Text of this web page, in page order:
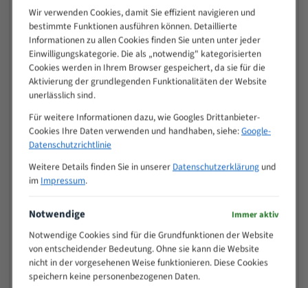
15
8/12 6/10
4/5
20
4/6
30
4/5
50
4/5
80
> 100
VOLLMATERIAL
M (mm)
Zähne pro
>
25
25 - 50
35 - 70
5/8
50 - 120
4/6
80 - 180
3/4
Wir verwenden Cookies, damit Sie effizient navigieren und
bestimmte Funktionen ausführen können. Detaillierte
Informationen zu allen Cookies finden Sie unten unter jeder
Einwilligungskategorie. Die als „notwendig" kategorisierten
Cookies werden in Ihrem Browser gespeichert, da sie für die
Aktivierung der grundlegenden Funktionalitäten der Website
unerlässlich sind.
Für weitere Informationen dazu, wie Googles Drittanbieter-
Cookies Ihre Daten verwenden und handhaben, siehe:Google-
Datenschutzrichtlinie
Weitere Details finden Sie in unserer Datenschutzerklärungund
im Impressum.
Notwendige Immer aktiv
Notwendige Cookies sind für die Grundfunktionen der Website
von entscheidender Bedeutung. Ohne sie kann die Website
nicht in der vorgesehenen Weise funktionieren. Diese Cookies
speichern keine personenbezogenen Daten.